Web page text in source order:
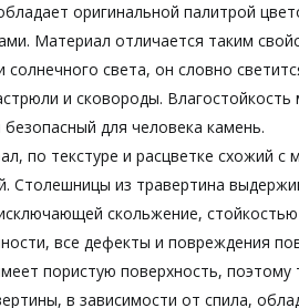
оригинальной палитрой
Материал отличается таким
солнечного света, он словно
и сковороды.
для человека камень.
по текстуре и расцветке схожий
Столешницы из травертина
скольжение,
все дефекты и повреждения
пористую поверхность,
в зависимости от спила,